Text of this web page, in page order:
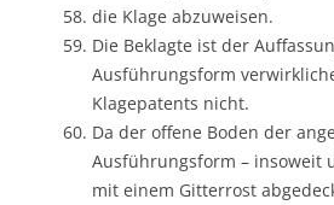
die Klage abzuweisen.
Die Beklagte ist der
Ausführungsform
Klagepatents nicht.
Da der offene Boden der
Ausführungsform – insoweit
mit einem Gitterrost